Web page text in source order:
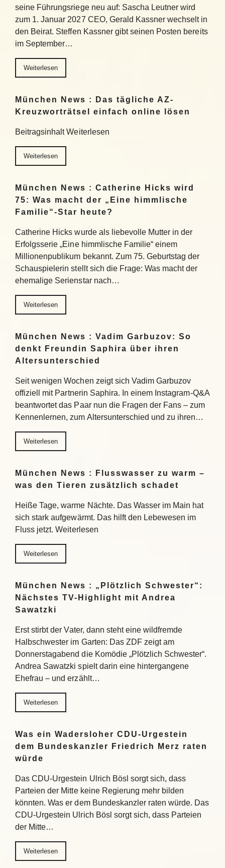
seine Führungsriege neu auf: Sascha Leutner wird
zum 1. Januar 2027 CEO, Gerald Kassner wechselt in
den Beirat. Steffen Kassner gibt seinen Posten bereits
im September…
Weiterlesen
München News : Das tägliche AZ-
Kreuzworträtsel einfach online lösen
Beitragsinhalt Weiterlesen
Weiterlesen
München News : Catherine Hicks wird
75: Was macht der „Eine himmlische
Familie“-Star heute?
Catherine Hicks wurde als liebevolle Mutter in der
Erfolgsserie „Eine himmlische Familie“ einem
Millionenpublikum bekannt. Zum 75. Geburtstag der
Schauspielerin stellt sich die Frage: Was macht der
ehemalige Serienstar nach…
Weiterlesen
München News : Vadim Garbuzov: So
denkt Freundin Saphira über ihren
Altersunterschied
Seit wenigen Wochen zeigt sich Vadim Garbuzov
offiziell mit Partnerin Saphira. In einem Instagram-Q&A
beantwortet das Paar nun die Fragen der Fans – zum
Kennenlernen, zum Altersunterschied und zu ihren…
Weiterlesen
München News : Flusswasser zu warm –
was den Tieren zusätzlich schadet
Heiße Tage, warme Nächte. Das Wasser im Main hat
sich stark aufgewärmt. Das hilft den Lebewesen im
Fluss jetzt. Weiterlesen
Weiterlesen
München News : „Plötzlich Schwester“:
Nächstes TV-Highlight mit Andrea
Sawatzki
Erst stirbt der Vater, dann steht eine wildfremde
Halbschwester im Garten: Das ZDF zeigt am
Donnerstagabend die Komödie „Plötzlich Schwester“.
Andrea Sawatzki spielt darin eine hintergangene
Ehefrau – und erzählt…
Weiterlesen
Was ein Wadersloher CDU-Urgestein
dem Bundeskanzler Friedrich Merz raten
würde
Das CDU-Urgestein Ulrich Bösl sorgt sich, dass
Parteien der Mitte keine Regierung mehr bilden
könnten. Was er dem Bundeskanzler raten würde. Das
CDU-Urgestein Ulrich Bösl sorgt sich, dass Parteien
der Mitte…
Weiterlesen